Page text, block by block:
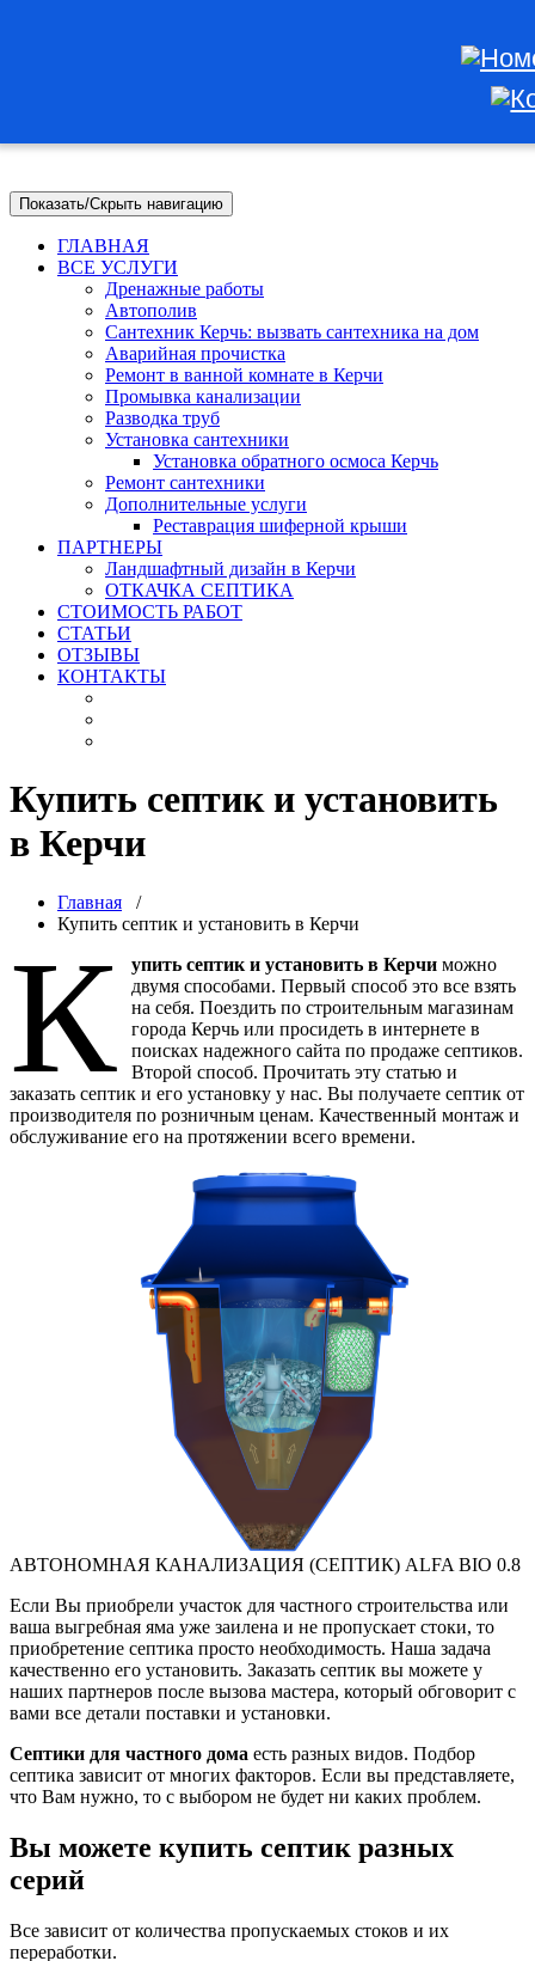
Показать/Скрыть навигацию
ГЛАВНАЯ
ВСЕ УСЛУГИ
Дренажные работы
Автополив
Сантехник Керчь: вызвать сантехника на дом
Аварийная прочистка
Ремонт в ванной комнате в Керчи
Промывка канализации
Разводка труб
Установка сантехники
Установка обратного осмоса Керчь
Ремонт сантехники
Дополнительные услуги
Реставрация шиферной крыши
ПАРТНЕРЫ
Ландшафтный дизайн в Керчи
ОТКАЧКА СЕПТИКА
СТОИМОСТЬ РАБОТ
СТАТЬИ
ОТЗЫВЫ
КОНТАКТЫ
Купить септик и установить
в Керчи
Главная /
Купить септик и установить в Керчи
К упить септик и установить в Керчиможно
двумя способами. Первый способ это все взять
на себя. Поездить по строительным магазинам
города Керчь или просидеть в интернете в
поисках надежного сайта по продаже септиков.
Второй способ. Прочитать эту статью и
заказать септик и его установку у нас. Вы получаете септик от
производителя по розничным ценам. Качественный монтаж и
обслуживание его на протяжении всего времени.
АВТОНОМНАЯ КАНАЛИЗАЦИЯ (СЕПТИК) ALFA BIO 0.8
Если Вы приобрели участок для частного строительства или
ваша выгребная яма уже заилена и не пропускает стоки, то
приобретение септика просто необходимость. Наша задача
качественно его установить. Заказать септик вы можете у
наших партнеров после вызова мастера, который обговорит с
вами все детали поставки и установки.
Септики для частного дома есть разных видов. Подбор
септика зависит от многих факторов. Если вы представляете,
что Вам нужно, то с выбором не будет ни каких проблем.
Вы можете купить септик разных
серий
Все зависит от количества пропускаемых стоков и их
переработки.